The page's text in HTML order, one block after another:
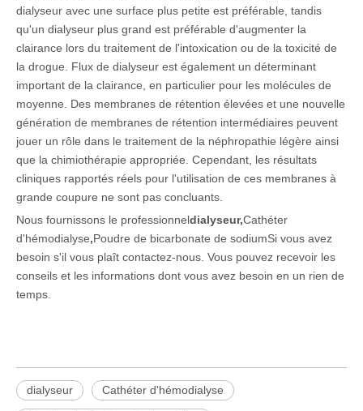
dialyseur avec une surface plus petite est préférable, tandis
qu'un dialyseur plus grand est préférable d'augmenter la
clairance lors du traitement de l'intoxication ou de la toxicité de
la drogue. Flux de dialyseur est également un déterminant
important de la clairance, en particulier pour les molécules de
moyenne. Des membranes de rétention élevées et une nouvelle
génération de membranes de rétention intermédiaires peuvent
jouer un rôle dans le traitement de la néphropathie légère ainsi
que la chimiothérapie appropriée. Cependant, les résultats
cliniques rapportés réels pour l'utilisation de ces membranes à
grande coupure ne sont pas concluants.
Nous fournissons le professionneldialyseur,Cathéter
d'hémodialyse,Poudre de bicarbonate de sodiumSi vous avez
besoin s'il vous plaît contactez-nous. Vous pouvez recevoir les
conseils et les informations dont vous avez besoin en un rien de
temps.
dialyseur Cathéter d'hémodialyse